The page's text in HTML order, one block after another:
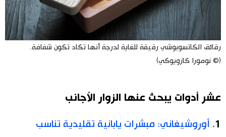
رقائق الكاتسوبوشي رقيقة للغاية لدرجة أنها تكاد تكون شفافة.
(© نومورا كازويوكي)
عشر أدوات يبحث عنها الزوار الأجانب
أوروشيغاني: مبشرات يابانية تقليدية تناسب